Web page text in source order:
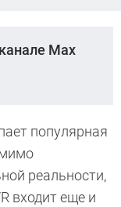
Max
популярная
реальности,
входит еще и